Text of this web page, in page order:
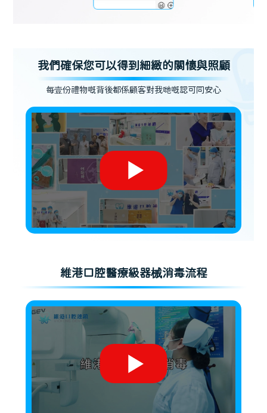
我們確保您可以得到細緻的關懷與照顧
每壹份禮物嘅背後都係顧客對我哋嘅認可同安心
維港口腔醫療級器械消毒流程